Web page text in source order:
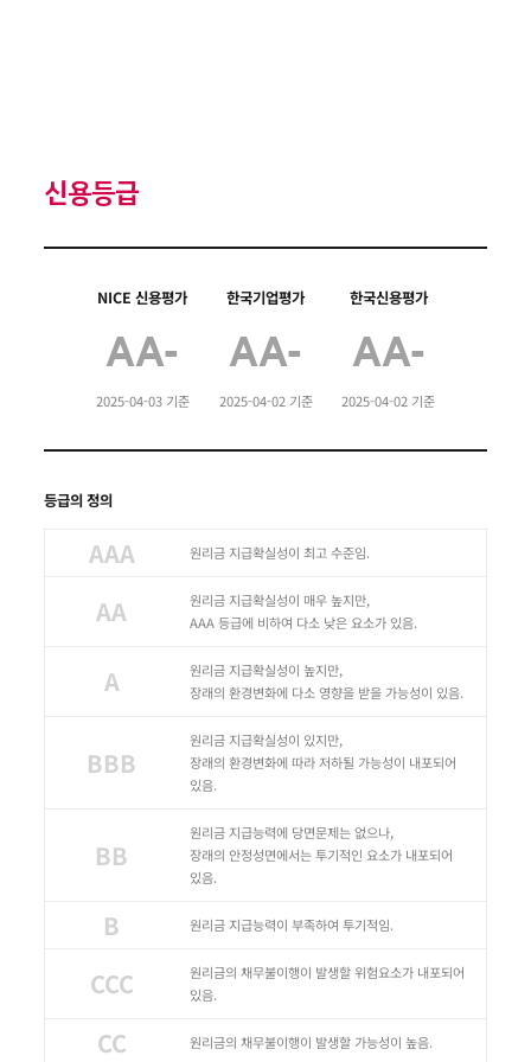
신용등급
NICE 신용평가
AA-
2025-04-03 기준
한국기업평가
AA-
2025-04-02 기준
한국신용평가
AA-
2025-04-02 기준
등급의 정의
AAA 원리금 지급확실성이 최고 수준임.
AA
원리금 지급확실성이 매우 높지만,
AAA 등급에 비하여 다소 낮은 요소가 있음.
A
원리금 지급확실성이 높지만,
장래의 환경변화에 다소 영향을 받을 가능성이 있음.
BBB
원리금 지급확실성이 있지만,
장래의 환경변화에 따라 저하될 가능성이 내포되어
있음.
BB
원리금 지급능력에 당면문제는 없으나,
장래의 안정성면에서는 투기적인 요소가 내포되어
있음.
B 원리금 지급능력이 부족하여 투기적임.
CCC
원리금의 채무불이행이 발생할 위험요소가 내포되어
있음.
CC 원리금의 채무불이행이 발생할 가능성이 높음.